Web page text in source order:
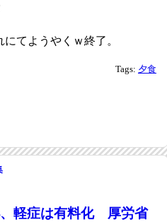
てようやくｗ終了。
Tags: 夕食
軽症は有料化 厚労省